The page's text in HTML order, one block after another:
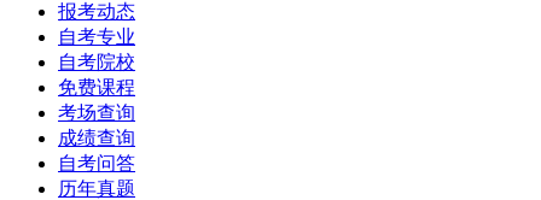
报考动态
自考专业
自考院校
免费课程
考场查询
成绩查询
自考问答
历年真题